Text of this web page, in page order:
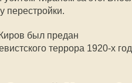
перестройки.
был предан
террора 1920-х